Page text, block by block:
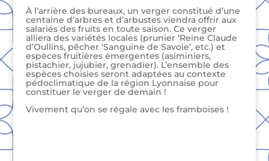
À l’arrière des bureaux, un verger constitué d’une
centaine d’arbres et d’arbustes viendra offrir aux
salariés des fruits en toute saison. Ce verger
alliera des variétés locales (prunier ‘Reine Claude
d’Oullins, pêcher ‘Sanguine de Savoie’, etc.) et
espèces fruitières émergentes (asiminiers,
pistachier, jujubier, grenadier). L’ensemble des
espèces choisies seront adaptées au contexte
pédoclimatique de la région Lyonnaise pour
constituer le verger de demain !
Vivement qu’on se régale avec les framboises !